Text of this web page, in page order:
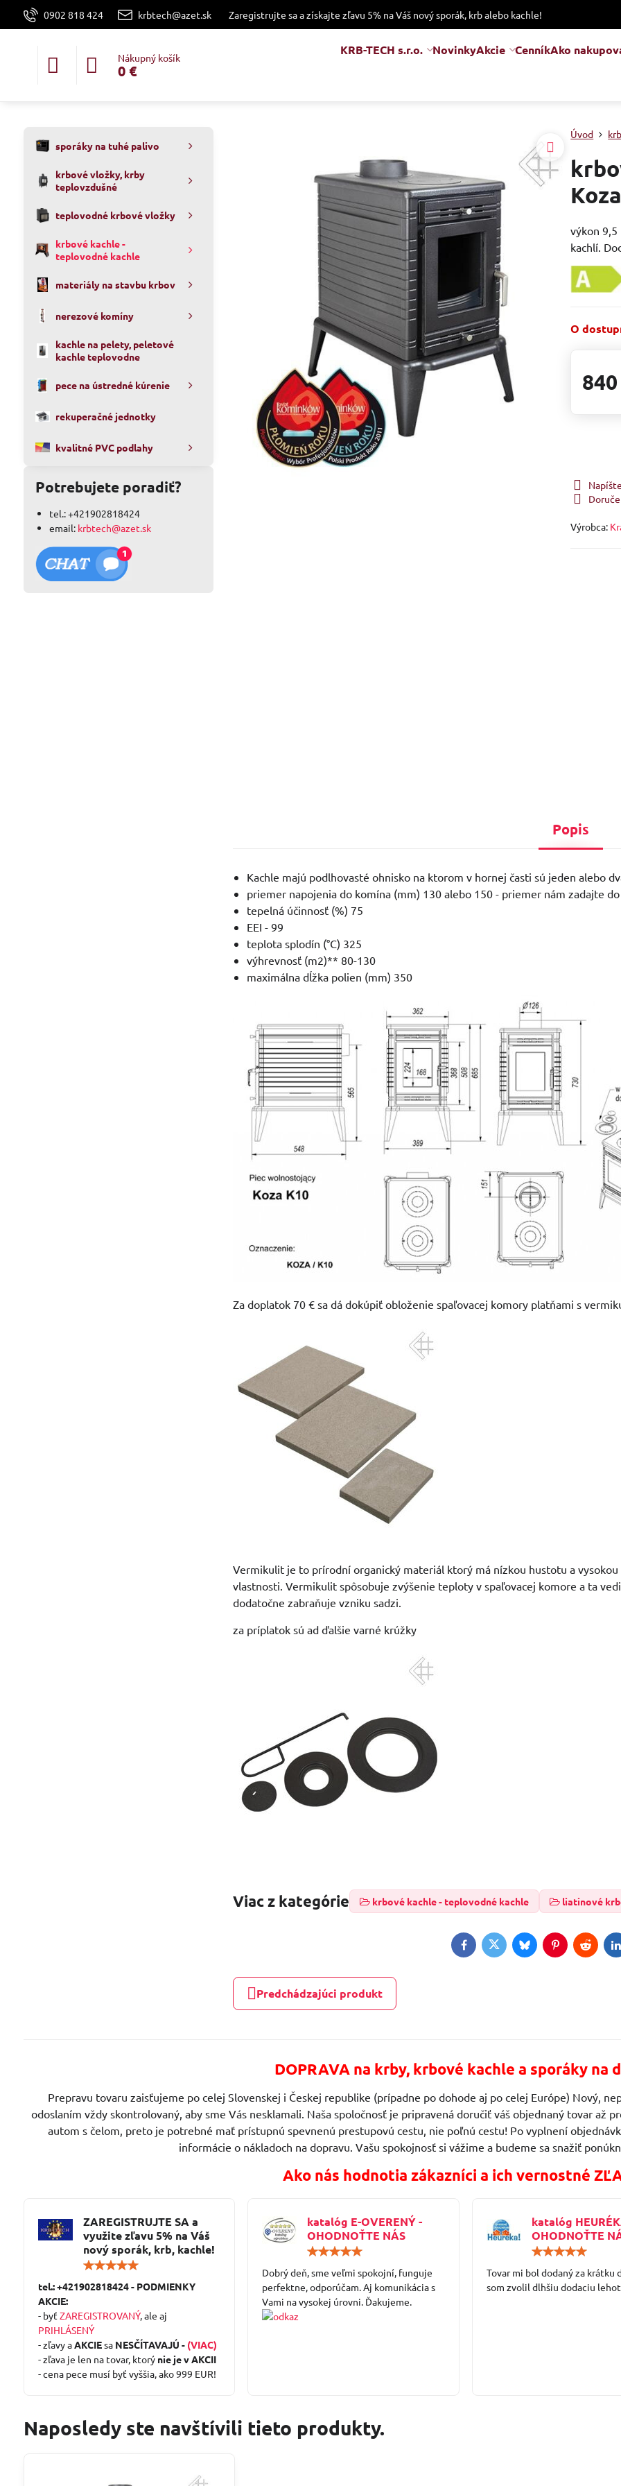
0902 818 424 krbtech@azet.sk Zaregistrujte sa a získajte zľavu 5% na Váš nový sporák, krb alebo kachle!
Nákupný košík
0 €
KRB-TECH s.r.o. NovinkyAkcie CenníkAko
Úvod
výkon 9,5
kachlí.
O
Výrobca:
Popis
Kachle majú podlhovasté ohnisko na ktorom v hornej časti sú jeden alebo
priemer napojenia do komína (mm) 130 alebo 150 - priemer nám zadajte
tepelná účinnosť (%) 75
EEI - 99
teplota splodín (°C) 325
výhrevnosť (m2)** 80-130
maximálna dĺžka polien (mm) 350
Za doplatok 70 € sa dá dokúpiť obloženie spaľovacej komory platňami s
Vermikulit je to prírodní organický materiál ktorý má nízkou hustotu a
vlastnosti. Vermikulit spôsobuje zvýšenie teploty v spaľovacej komore a ta
dodatočne zabraňuje vzniku sadzi.
za príplatok sú ad ďalšie varné krúžky
Viac z kategórie krbové kachle - teplovodné kachle liatinové
FacebookTwitterBlueskyPinterestReddit
Predchádzajúci produkt
sporáky na tuhé palivo
krbové vložky, krby
teplovzdušné
teplovodné krbové vložky
krbové kachle -
teplovodné kachle
materiály na stavbu krbov
nerezové komíny
kachle na pelety, peletové
kachle teplovodne
pece na ústredné kúrenie
rekuperačné jednotky
kvalitné PVC podlahy
Potrebujete poradiť?
tel.: +421902818424
email: krbtech@azet.sk
DOPRAVA na krby, krbové kachle a sporáky na
Prepravu tovaru zaisťujeme po celej Slovenskej i Českej republike (prípadne po dohode aj po celej Európe) Nový,
odoslaním vždy skontrolovaný, aby sme Vás nesklamali. Naša spoločnosť je pripravená doručiť váš objednaný tovar až
autom s čelom, preto je potrebné mať prístupnú spevnenú prestupovú cestu, nie poľnú cestu! Po vyplnení
informácie o nákladoch na dopravu. Vašu spokojnosť si vážime a budeme sa snažiť
Ako nás hodnotia zákazníci a ich vernostné
ZAREGISTRUJTE SA a
využite zľavu 5% na Váš
nový sporák, krb, kachle!
/
tel.: +421902818424 - PODMIENKY
AKCIE:
- byť ZAREGISTROVANÝ, ale aj
PRIHLÁSENÝ
- zľavy aAKCIEsa NESČÍTAVAJÚ - (VIAC)
- zľava je len na tovar, ktorý nie je v AKCII
- cena pece musí byť vyššia, ako 999 EUR!
katalóg E-OVERENÝ -
OHODNOŤTE NÁS
/
5
Dobrý deň, sme veľmi spokojní, funguje
perfektne, odporúčam. Aj komunikácia s
Vami na vysokej úrovni. Ďakujeme.
katalóg
OHODNOŤTE
Tovar mi bol dodaný za krátku
som zvolil dlhšiu dodaciu
Naposledy ste navštívili tieto produkty.